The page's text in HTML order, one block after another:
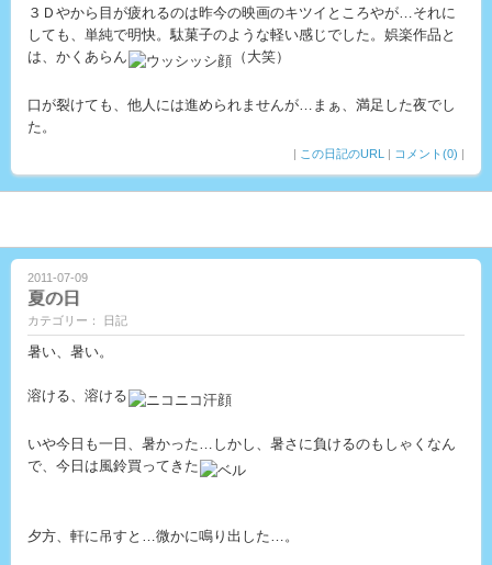
３Ｄやから目が疲れるのは昨今の映画のキツイところやが…それに
しても、単純で明快。駄菓子のような軽い感じでした。娯楽作品と
は、かくあらん
（大笑）
口が裂けても、他人には進められませんが…まぁ、満足した夜でし
た。
| この日記のURL | コメント(0) |
2011-07-09
夏の日
カテゴリー： 日記
暑い、暑い。
溶ける、溶ける
いや今日も一日、暑かった…しかし、暑さに負けるのもしゃくなん
で、今日は風鈴買ってきた
夕方、軒に吊すと…微かに鳴り出した…。